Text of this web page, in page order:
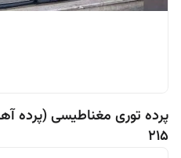
215